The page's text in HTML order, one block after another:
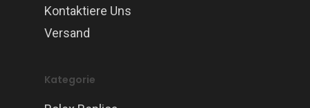
Kontaktiere Uns
Versand
Kategorie